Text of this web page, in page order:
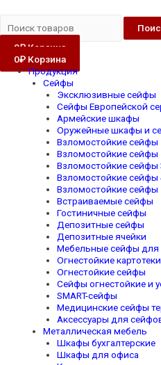
0₽ Корзина
0₽ Корзина
Продукция
Сейфы
Эксклюзивные сейфы
Сейфы Европейской
Армейские шкафы
Оружейные шкафы и
Взломостойкие сейфы
Взломостойкие сейфы
Взломостойкие сейфы
Взломостойкие сейфы
Взломостойкие сейфы
Встраиваемые сейфы
Гостиничные сейфы
Депозитные сейфы
Депозитные ячейки
Мебельные сейфы для
Огнестойкие картотеки
Огнестойкие сейфы
Сейфы огнестойкие и
SMART-сейфы
Медицинские сейфы
Аксессуары для
Металлическая мебель
Шкафы бухгалтерские
Шкафы для офиса